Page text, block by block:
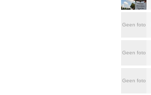
Geen foto
Geen foto
Geen foto